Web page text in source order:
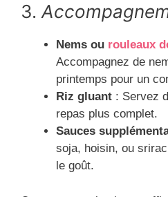
3.
Nems ou rouleaux
Accompagnez de
printemps pour un
Riz gluant : Servez
repas plus complet.
Sauces
soja, hoisin, ou
le goût.